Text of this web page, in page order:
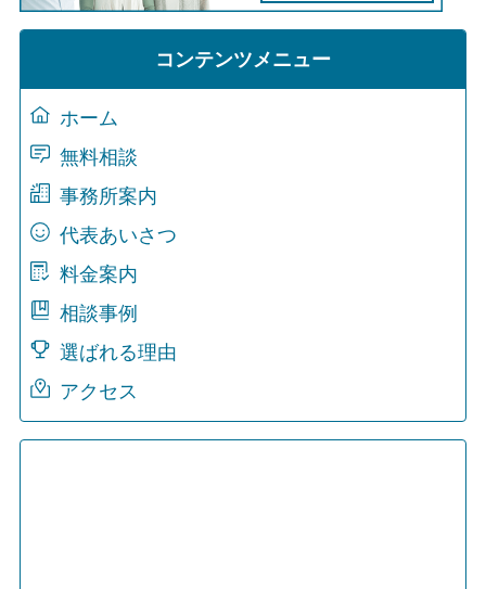
コンテンツメニュー
ホーム
無料相談
事務所案内
代表あいさつ
料金案内
相談事例
選ばれる理由
アクセス